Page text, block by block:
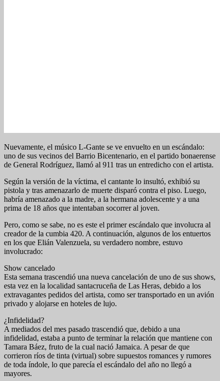
Nuevamente, el músico L-Gante se ve envuelto en un escándalo:
uno de sus vecinos del Barrio Bicentenario, en el partido bonaerense
de General Rodríguez, llamó al 911 tras un entredicho con el artista.
Según la versión de la víctima, el cantante lo insultó, exhibió su
pistola y tras amenazarlo de muerte disparó contra el piso. Luego,
habría amenazado a la madre, a la hermana adolescente y a una
prima de 18 años que intentaban socorrer al joven.
Pero, como se sabe, no es este el primer escándalo que involucra al
creador de la cumbia 420. A continuación, algunos de los entuertos
en los que Elián Valenzuela, su verdadero nombre, estuvo
involucrado:
Show cancelado
Esta semana trascendió una nueva cancelación de uno de sus shows,
esta vez en la localidad santacruceña de Las Heras, debido a los
extravagantes pedidos del artista, como ser transportado en un avión
privado y alojarse en hoteles de lujo.
¿Infidelidad?
A mediados del mes pasado trascendió que, debido a una
infidelidad, estaba a punto de terminar la relación que mantiene con
Tamara Báez, fruto de la cual nació Jamaica. A pesar de que
corrieron ríos de tinta (virtual) sobre supuestos romances y rumores
de toda índole, lo que parecía el escándalo del año no llegó a
mayores.